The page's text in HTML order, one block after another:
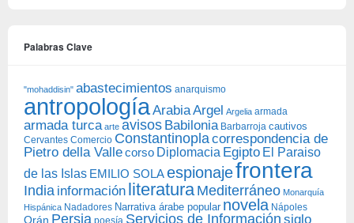
Palabras Clave
"mohaddisin" abastecimientos anarquismo
antropología ArabiaArgel Argelia armada
armada turca arte avisos Babilonia Barbarroja cautivos
Cervantes Comercio Constantinopla correspondencia de
Pietro della Vallecorso Diplomacia Egipto El Paraiso
de las Islas EMILIO SOLAespionajefrontera
India información literatura Mediterráneo Monarquía
Hispánica Nadadores Narrativa árabe popular novela Nápoles
Orán Persia poesía Servicios de Información siglo